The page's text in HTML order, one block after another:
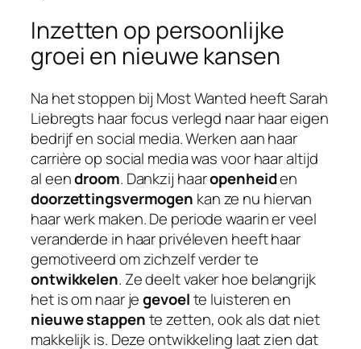
Inzetten op persoonlijke
groei en nieuwe kansen
Na het stoppen bij Most Wanted heeft Sarah
Liebregts haar focus verlegd naar haar eigen
bedrijf en social media. Werken aan haar
carrière op social media was voor haar altijd
al eendroom. Dankzij haaropenheiden
doorzettingsvermogen kan ze nu hiervan
haar werk maken. De periode waarin er veel
veranderde in haar privéleven heeft haar
gemotiveerd om zichzelf verder te
ontwikkelen. Ze deelt vaker hoe belangrijk
het is om naar jegevoelte luisteren en
nieuwe stappente zetten, ook als dat niet
makkelijk is. Deze ontwikkeling laat zien dat